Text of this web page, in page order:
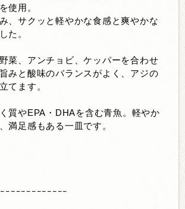
使用。
、サクッと軽やかな食感と爽やかな
た。
菜、アンチョビ、ケッパーを合わせ
みと酸味のバランスがよく、アジの
てます。
質やEPA・DHAを含む青魚。軽やか
満足感もある一皿です。
ｰｰｰｰｰｰｰｰｰｰｰｰ